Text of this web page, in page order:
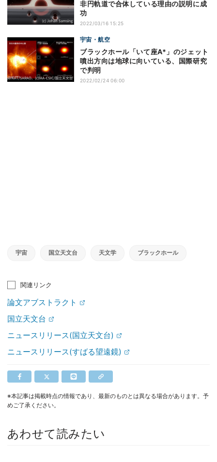
非円軌道で合体している理由の説明に成
功
2022/03/16 15:25
宇宙・航空
ブラックホール「いて座A*」のジェット
噴出方向は地球に向いている、国際研究
で判明
2022/02/24 06:00
宇宙 国立天文台 天文学 ブラックホール
関連リンク
論文アブストラクト
国立天文台
ニュースリリース(国立天文台)
ニュースリリース(すばる望遠鏡)
※本記事は掲載時点の情報であり、最新のものとは異なる場合があります。予
めご了承ください。
あわせて読みたい